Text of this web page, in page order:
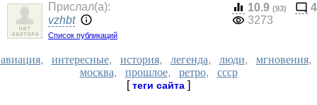
Прислал(a):
vzhbt
Список публикаций
10.9 (93)
4
3273
авиация, интересные, история, легенда, люди, мгновения,
москва, прошлое, ретро, ссср
[теги сайта ]